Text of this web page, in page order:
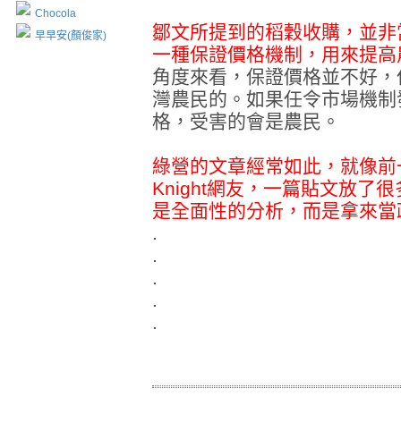
Chocola
早早安(顏俊家)
鄒文所提到的稻穀收購，並
一種保證價格機制，用來提
角度來看，保證價格並不好
灣農民的。如果任令市場機
格，受害的會是農民。
綠營的文章經常如此，就像
Knight網友，一篇貼文放了
是全面性的分析，而是拿來
.
.
.
.
.